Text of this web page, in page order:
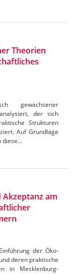
Theorien
gewachsener
der sich
Strukturen
Auf Grundlage
diese…
Akzeptanz am
der Öko-
deren praktische
in Mecklenburg-